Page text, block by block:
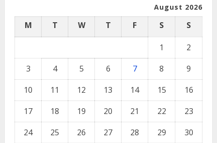
August 2026
M T W T F S S
1
2
3
4 5 6 7 8
9
10
11 12 13 14 15
16
17
18 19 20 21 22
23
24
25 26 27 28 29
30